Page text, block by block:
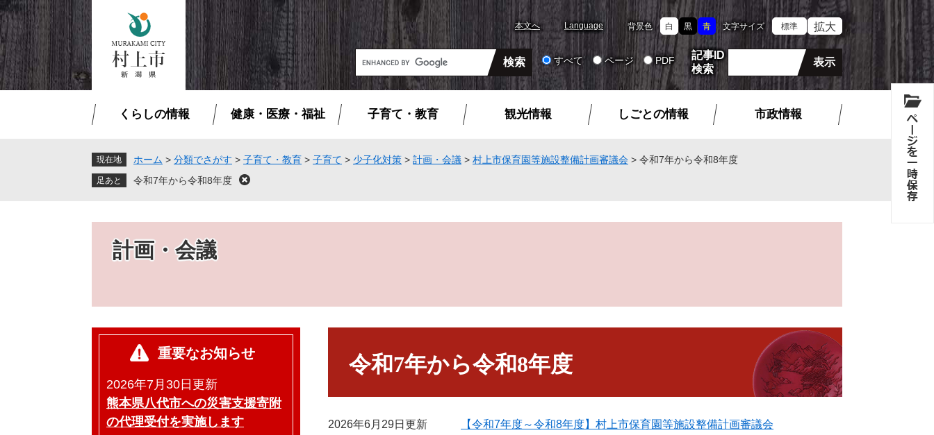
ペ
ー
ジ
の
先
頭
メ
ニ
ュ
ー
を
飛
本文へ Language 背景色 白 黒 青 文字サイズ 標準 拡大
G
o
o
カ
検
すべて ページ PDF
記事ID
検索
くらしの情報 健康・医療・福祉 子育て・教育 観光情報 しごとの情報 市政情報
現在地 ホーム > 分類でさがす > 子育て・教育 > 子育て > 少子化対策 > 計画・会議 > 村上市保育園等施設整備計画審議会 > 令和7年から令和8年度
令和7年から令和8年度
閉
計画・会議
令和7年から令和8年度
2026年6月29日更新 【令和7年度～令和8年度】村上市保育園等施設整備計画審議会
重要なお知らせ
2026年7月30日更新
熊本県八代市への災害支援寄附
の代理受付を実施します